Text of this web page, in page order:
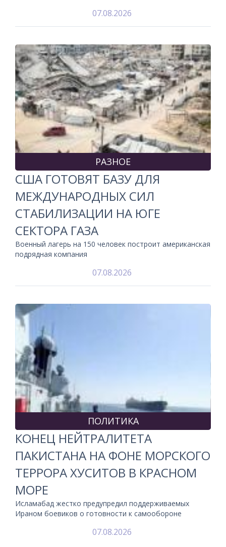
07.08.2026
РАЗНОЕ
США ГОТОВЯТ БАЗУ ДЛЯ
МЕЖДУНАРОДНЫХ СИЛ
СТАБИЛИЗАЦИИ НА ЮГЕ
СЕКТОРА ГАЗА
Военный лагерь на 150 человек построит американская
подрядная компания
07.08.2026
ПОЛИТИКА
КОНЕЦ НЕЙТРАЛИТЕТА
ПАКИСТАНА НА ФОНЕ МОРСКОГО
ТЕРРОРА ХУСИТОВ В КРАСНОМ
МОРЕ
Исламабад жестко предупредил поддерживаемых
Ираном боевиков о готовности к самообороне
07.08.2026